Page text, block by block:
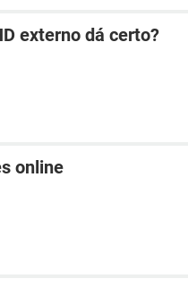
externo dá certo?
online